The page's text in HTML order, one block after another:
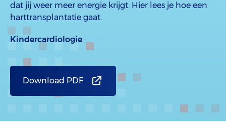
dat jij weer meer energie krijgt. Hier lees je hoe een
harttransplantatie gaat.
Kindercardiologie
Download PDF